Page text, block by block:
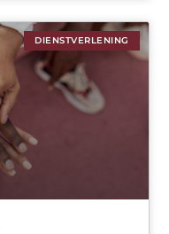
DIENSTVERLENING